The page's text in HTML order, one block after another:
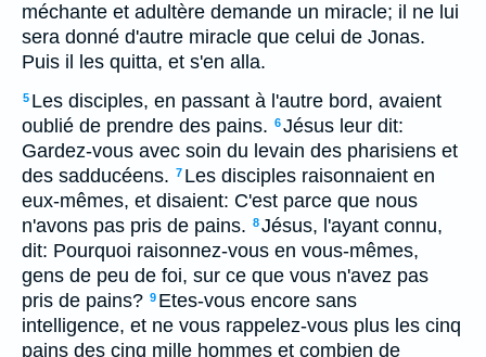
méchante et adultère demande un miracle; il ne lui
sera donné d'autre miracle que celui de Jonas.
Puis il les quitta, et s'en alla.
5 Les disciples, en passant à l'autre bord, avaient
oublié de prendre des pains. 6Jésus leur dit:
Gardez-vous avec soin du levain des pharisiens et
des sadducéens. 7 Les disciples raisonnaient en
eux-mêmes, et disaient: C'est parce que nous
n'avons pas pris de pains. 8Jésus, l'ayant connu,
dit: Pourquoi raisonnez-vous en vous-mêmes,
gens de peu de foi, sur ce que vous n'avez pas
pris de pains? 9 Etes-vous encore sans
intelligence, et ne vous rappelez-vous plus les cinq
pains des cinq mille hommes et combien de